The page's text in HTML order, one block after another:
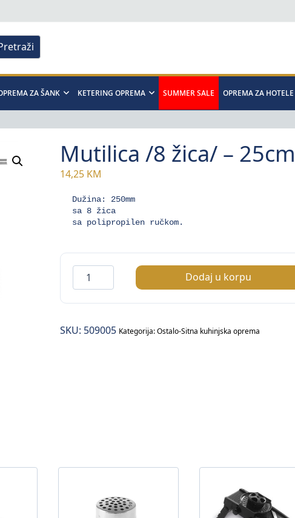
ZA ŠANK KETERING OPREMA SUMMER SALE OPREMA ZA
Mutilica /8 žica/ – 25cm
14,25 KM
Dužina: 250mm
sa 8 žica
sa polipropilen ručkom.
Mutilica
/8
žica/
25cm
Dodaj u korpu
SKU: 509005 Kategorija:Ostalo-Sitna kuhinjska oprema